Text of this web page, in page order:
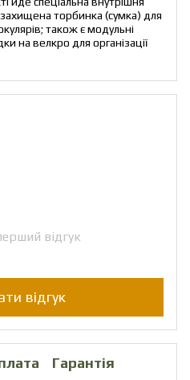
торбинка (сумка) для
також є модульні
на велкро для організації
відгук
відгук
Гарантія